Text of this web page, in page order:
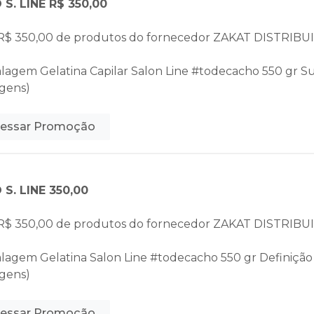
S. LINE R$ 350,00
350,00 de produtos do fornecedor ZAKAT
Gelatina Capilar Salon Line #todecacho 550 gr
Promoção
S. LINE 350,00
350,00 de produtos do fornecedor ZAKAT
Gelatina Salon Line #todecacho 550 gr